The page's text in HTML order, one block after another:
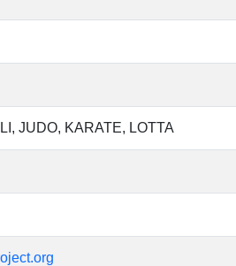
JUDO KARATE LOTTA